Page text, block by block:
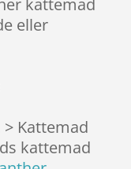
eller
Kattemad
kattemad